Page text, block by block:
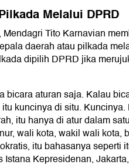
Melalui DPRD
Tito Karnavian
daerah atau pilkada
dipilih DPRD jika
bicara aturan saja. Kalau
kuncinya di situ.
itu hanya di atur dalam
wali kota, wakil wali kota,
itu bahasanya seperti
Istana Kepresidenan,